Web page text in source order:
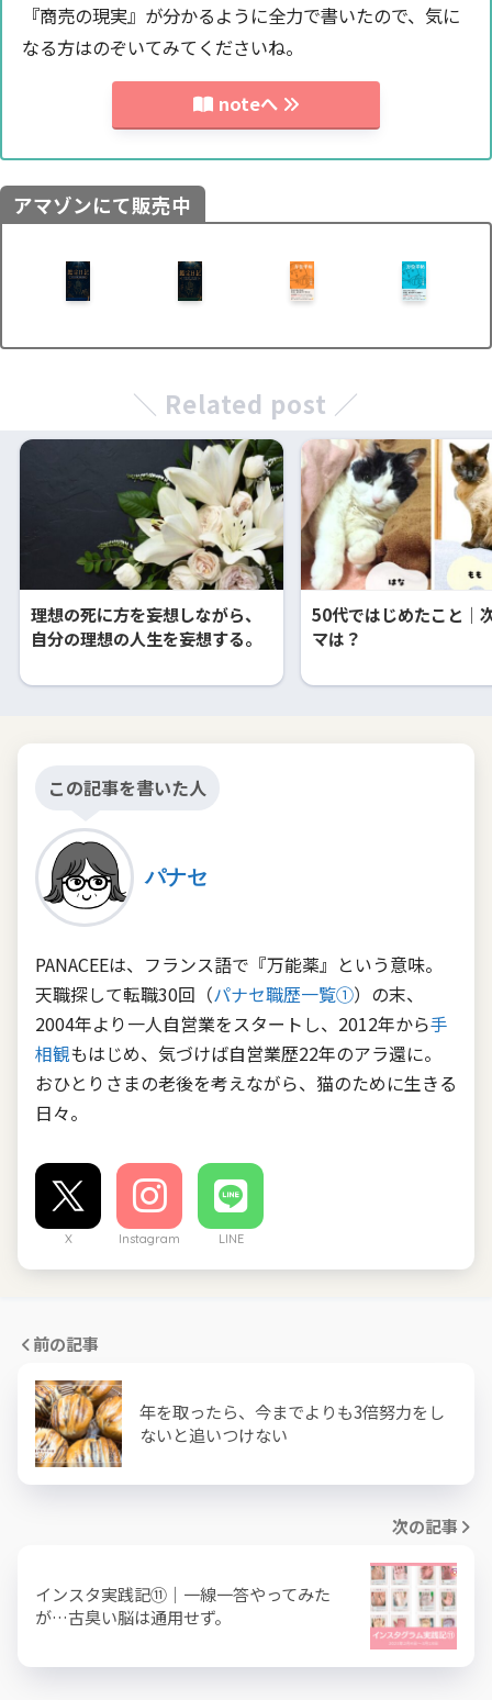
『商売の現実』が分かるように全力で書いたので、気に
なる方はのぞいてみてくださいね。
noteへ
アマゾンにて販売中
＼ Related post ／
理想の死に方を妄想しながら、
自分の理想の人生を妄想する。
50代ではじめたこと｜
マは？
この記事を書いた人
パナセ
PANACEEは、フランス語で『万能薬』という意味。
天職探して転職30回（パナセ職歴一覧①）の末、
2004年より一人自営業をスタートし、2012年から手
相観もはじめ、気づけば自営業歴22年のアラ還に。
おひとりさまの老後を考えながら、猫のために生きる
日々。
X Instagram LINE
前の記事
年を取ったら、今までよりも3倍努力をし
ないと追いつけない
次の記事
インスタ実践記⑪｜一線一答やってみた
が…古臭い脳は通用せず。